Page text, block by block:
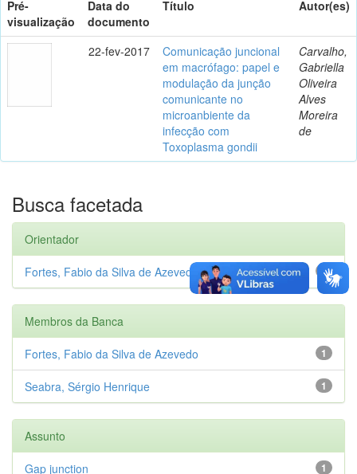
Pré-
visualização
Data do
documento
Título Autor(es)
22-fev-2017
Comunicação juncional
em macrófago: papel e
modulação da junção
comunicante no
microanbiente da
infecção com
Toxoplasma gondii
Carvalho,
Gabriella
Oliveira
Alves
Moreira
de
Busca facetada
Orientador
1
Fortes, Fabio da Silva de Azevedo
Membros da Banca
1
Fortes, Fabio da Silva de Azevedo
1
Seabra, Sérgio Henrique
Assunto
1
Gap junction